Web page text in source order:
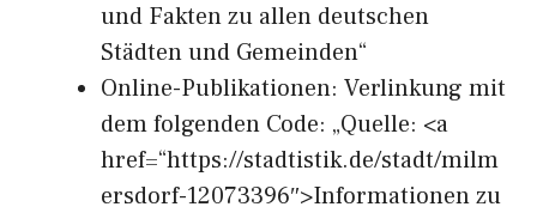
und Fakten zu allen deutschen
Städten und Gemeinden“
Online-Publikationen: Verlinkung mit
dem folgenden Code: „Quelle: <a
href=“https://stadtistik.de/stadt/milm
ersdorf-12073396″>Informationen zu